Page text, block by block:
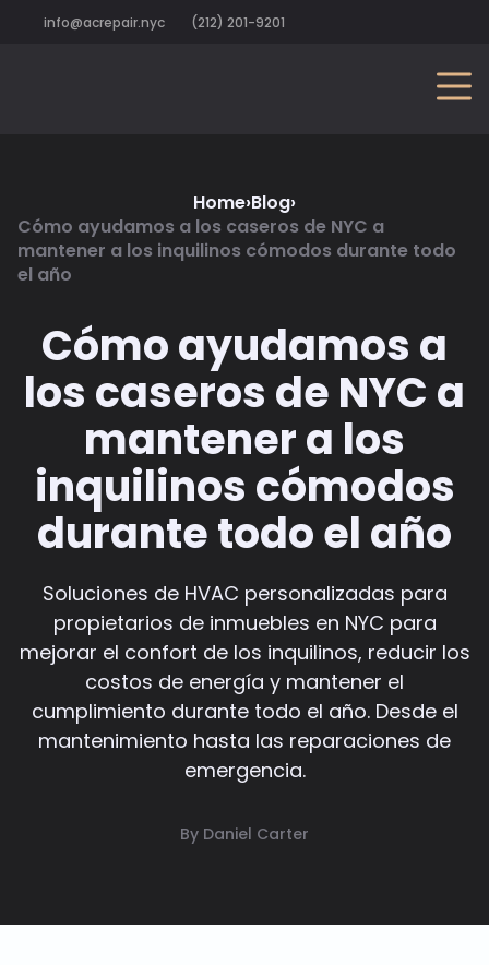
info@acrepair.nyc (212) 201-9201
Home›Blog›
Cómo ayudamos a los caseros de NYC a
mantener a los inquilinos cómodos durante todo
el año
Cómo ayudamos a
los caseros de NYC a
mantener a los
inquilinos cómodos
durante todo el año
Soluciones de HVAC personalizadas para
propietarios de inmuebles en NYC para
mejorar el confort de los inquilinos, reducir los
costos de energía y mantener el
cumplimiento durante todo el año. Desde el
mantenimiento hasta las reparaciones de
emergencia.
By Daniel Carter